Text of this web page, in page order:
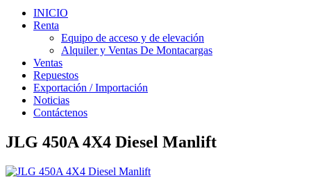
INICIO
Renta
Equipo de acceso y de elevación
Alquiler y Ventas De Montacargas
Ventas
Repuestos
Exportación / Importación
Noticias
Contáctenos
JLG 450A 4X4 Diesel Manlift